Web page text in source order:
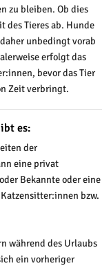
zu bleiben. Ob dies
des Tieres ab. Hunde
unbedingt vorab
erfolgt das
bevor das Tier
Zeit verbringt.
es:
der
eine privat
Bekannte oder eine
bzw.
während des Urlaubs
ein vorheriger